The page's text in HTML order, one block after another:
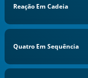
Reação Em Cadeia
Quatro Em Sequência